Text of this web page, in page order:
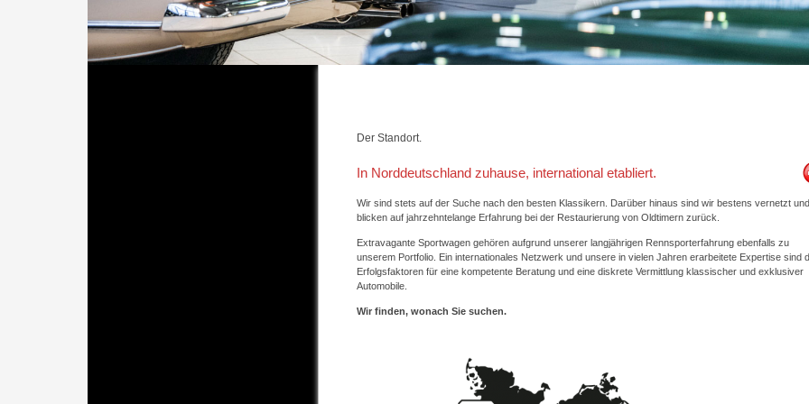
Der Standort.
In Norddeutschland zuhause, international etabliert.
Wir sind stets auf der Suche nach den besten Klassikern. Darüber hinaus sind wir bestens vernetzt und
blicken auf jahrzehntelange Erfahrung bei der Restaurierung von Oldtimern zurück.
Extravagante Sportwagen gehören aufgrund unserer langjährigen Rennsporterfahrung ebenfalls zu
unserem Portfolio. Ein internationales Netzwerk und unsere in vielen Jahren erarbeitete Expertise sind
Erfolgsfaktoren für eine kompetente Beratung und eine diskrete Vermittlung klassischer und exklusiver
Automobile.
Wir finden, wonach Sie suchen.